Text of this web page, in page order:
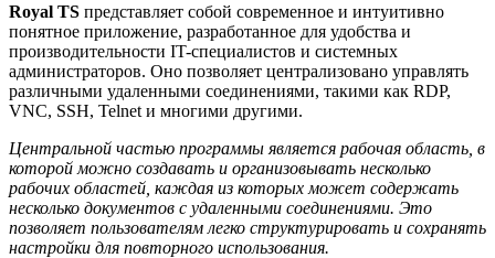
Royal TS представляет собой современное и интуитивно
понятное приложение, разработанное для удобства и
производительности IT-специалистов и системных
администраторов. Оно позволяет централизовано управлять
различными удаленными соединениями, такими как RDP,
VNC, SSH, Telnet и многими другими.
Центральной частью программы является рабочая область, в
которой можно создавать и организовывать несколько
рабочих областей, каждая из которых может содержать
несколько документов с удаленными соединениями. Это
позволяет пользователям легко структурировать и сохранять
настройки для повторного использования.